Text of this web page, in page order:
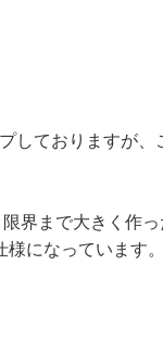
ておりますが、
界まで大きく作
になっています。